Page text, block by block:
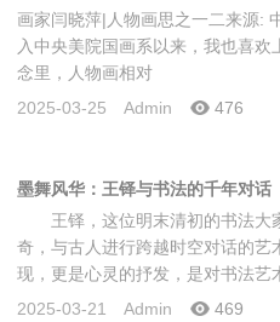
画家闫晓萍|人物画思之一二来源: 中国国家艺术
入中央美院国画系以来，我也喜
念里，人物画相对
2025-03-25
Admin 476
墨舞风华：王铎与书法的千年对话
王铎，这位明末清初的书法大
奇，与古人进行跨越时空对话的艺
现，更是心灵的抒发，是对书法艺
2025-03-21
Admin 469